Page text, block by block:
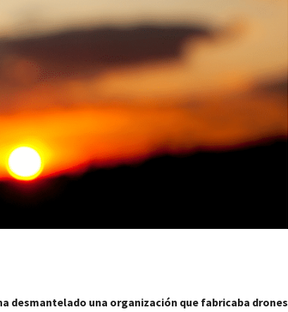
desmantelado una organización que fabricaba drones